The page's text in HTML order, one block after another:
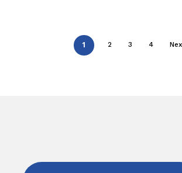
1 2 3 4